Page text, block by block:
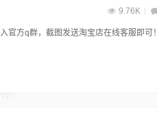
9.76K
官方q群，截图发送淘宝店在线客服即可！